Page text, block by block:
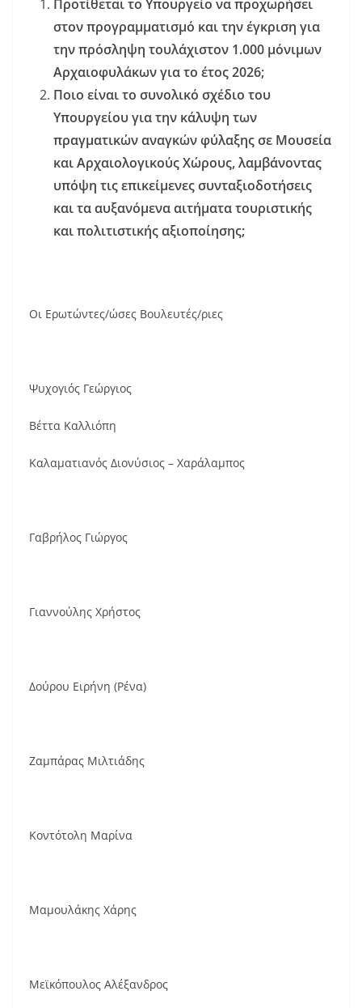
Προτίθεται το Υπουργείο να προχωρήσει
στον προγραμματισμό και την έγκριση για
την πρόσληψη τουλάχιστον 1.000 μόνιμων
Αρχαιοφυλάκων για το έτος 2026;
Ποιο είναι το συνολικό σχέδιο του
Υπουργείου για την κάλυψη των
πραγματικών αναγκών φύλαξης σε Μουσεία
και Αρχαιολογικούς Χώρους, λαμβάνοντας
υπόψη τις επικείμενες συνταξιοδοτήσεις
και τα αυξανόμενα αιτήματα τουριστικής
και πολιτιστικής αξιοποίησης;
Οι Ερωτώντες/ώσες Βουλευτές/ριες
Ψυχογιός Γεώργιος
Βέττα Καλλιόπη
Καλαματιανός Διονύσιος – Χαράλαμπος
Γαβρήλος Γιώργος
Γιαννούλης Χρήστος
Δούρου Ειρήνη (Ρένα)
Ζαμπάρας Μιλτιάδης
Κοντότολη Μαρίνα
Μαμουλάκης Χάρης
Μεϊκόπουλος Αλέξανδρος